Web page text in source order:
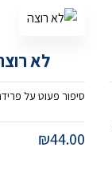
לא
סיפור פעוט על
₪44.00